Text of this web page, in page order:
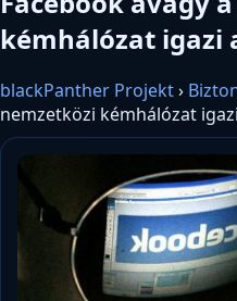
kémhálózat igazi
blackPanther Projekt›
nemzetközi kémhálózat